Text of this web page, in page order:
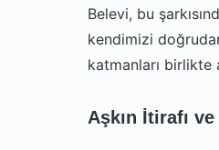
Belevi, bu
kendimizi
katmanları birlikte
Aşkın İtirafı